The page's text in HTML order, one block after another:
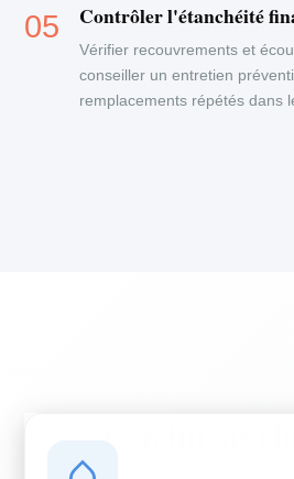
Contrôler l'étanchéité
Vérifier recouvrements et
conseiller un entretien
remplacements répétés dans